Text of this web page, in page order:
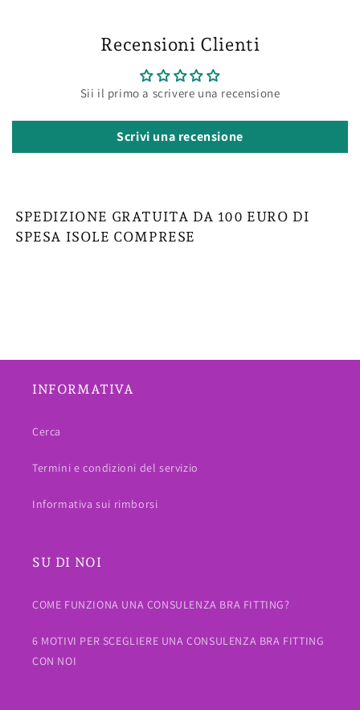
Recensioni Clienti
Sii il primo a scrivere una recensione
Scrivi una recensione
SPEDIZIONE GRATUITA DA 100 EURO DI
SPESA ISOLE COMPRESE
INFORMATIVA
Cerca
Termini e condizioni del servizio
Informativa sui rimborsi
SU DI NOI
COME FUNZIONA UNA CONSULENZA BRA FITTING?
6 MOTIVI PER SCEGLIERE UNA CONSULENZA BRA FITTING
CON NOI